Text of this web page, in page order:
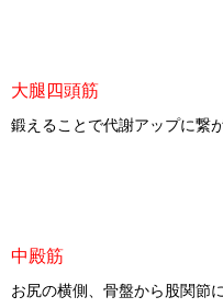
大腿四頭筋
鍛えることで代謝アップに繋
中殿筋
お尻の横側、骨盤から股関節